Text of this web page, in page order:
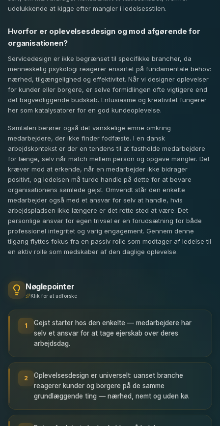
udelukkende at kigge efter mangler i ledelsesstilen.
Hvorfor er oplevelsesdesign og mod afgørende for
organisationen?
Servicedesign er ikke begrænset til specifikke brancher, da
menneskelig psykologi reagerer ensartet på fundamentale behov:
nærhed, tilgængelighed og effektivitet. Når vi designer oplevelser
for kunder eller borgere, er selve formidlingen ofte vigtigere end
det bagvedliggende budskab. Entusiasme og kreativitet fungerer
her som katalysatorer for en god kundeoplevelse.
Samtalen berører også det vanskelige emne omkring
medarbejdere, der ikke finder fodfæste. I en dansk
arbejdskontekst er der en tendens til at fastholde medarbejdere
for længe, selv når match mellem person og opgave mangler. Det
kræver mod at erkende, når en medarbejder ikke bidrager
positivt, og ledelsen må turde handle på dette for at bevare
organisationens samlede gejst. Omvendt står den enkelte
medarbejder også med et ansvar for selv at handle, hvis
arbejdspladsen ikke længere er det rette sted at være. Det
personlige ansvar for egen trivsel er en forudsætning for både
professionel integritet og varig engagement. Gennem denne
tilgang flyttes fokus fra en passiv rolle som modtager af ledelse til
en aktiv rolle som medskaber af den daglige oplevelse.
Nøglepointer
Klik for at udforske
1
Gejst starter hos den enkelte — medarbejdere har
selv et ansvar for at tage ejerskab over deres
arbejdsdag.
2
Oplevelsesdesign er universelt: uanset branche
reagerer kunder og borgere på de samme
grundlæggende ting — nærhed, nemt og uden kø.